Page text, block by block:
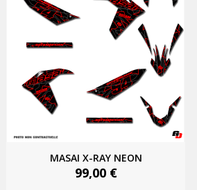
MASAI X-RAY NEON
99,00 €